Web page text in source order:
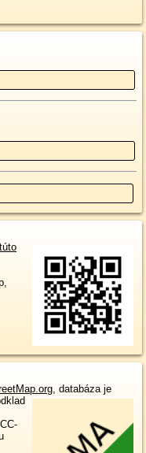
, databáza je